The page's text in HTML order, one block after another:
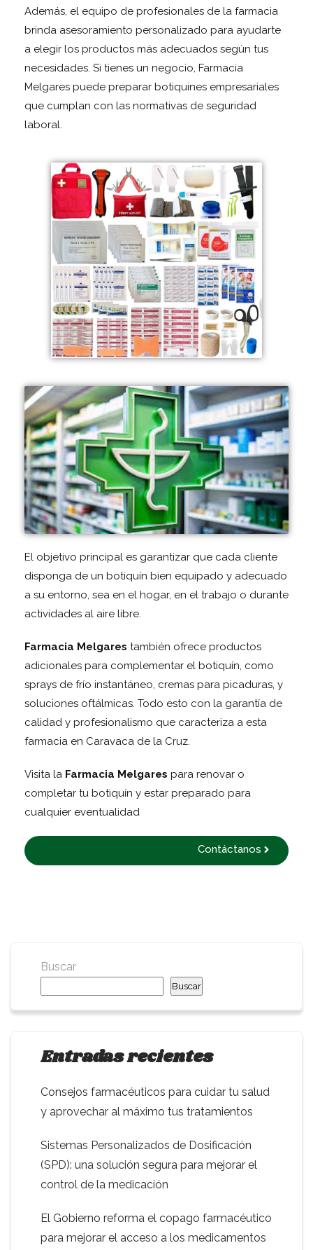
Además, el equipo de profesionales de la farmacia
brinda asesoramiento personalizado para ayudarte
a elegir los productos más adecuados según tus
necesidades. Si tienes un negocio, Farmacia
Melgares puede preparar botiquines empresariales
que cumplan con las normativas de seguridad
laboral.
El objetivo principal es garantizar que cada cliente
disponga de un botiquín bien equipado y adecuado
a su entorno, sea en el hogar, en el trabajo o durante
actividades al aire libre.
Farmacia Melgares también ofrece productos
adicionales para complementar el botiquín, como
sprays de frío instantáneo, cremas para picaduras, y
soluciones oftálmicas. Todo esto con la garantía de
calidad y profesionalismo que caracteriza a esta
farmacia en Caravaca de la Cruz.
Visita la Farmacia Melgares para renovar o
completar tu botiquín y estar preparado para
cualquier eventualidad
Contáctanos
Buscar
Buscar
Entradas recientes
Consejos farmacéuticos para cuidar tu salud
y aprovechar al máximo tus tratamientos
Sistemas Personalizados de Dosificación
(SPD): una solución segura para mejorar el
control de la medicación
El Gobierno reforma el copago farmacéutico
para mejorar el acceso a los medicamentos